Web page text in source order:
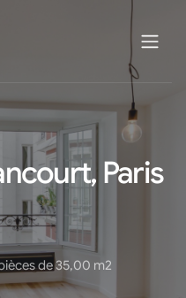
Paris
de 35,00 m2